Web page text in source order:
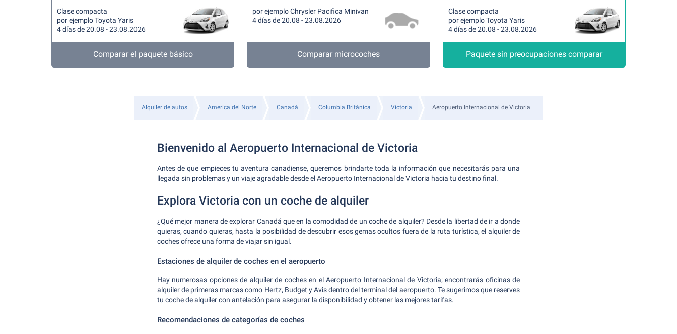
Clase compacta
por ejemplo Toyota Yaris
4 días de 20.08 - 23.08.2026
Comparar el paquete básico
por ejemplo Chrysler Pacifica Minivan
4 días de 20.08 - 23.08.2026
Comparar microcoches
Clase compacta
por ejemplo Toyota Yaris
4 días de 20.08 - 23.08.2026
Paquete sin preocupaciones comparar
Alquiler de autos America del Norte Canadá Columbia Británica Victoria Aeropuerto Internacional de Victoria
Bienvenido al Aeropuerto Internacional de Victoria
Antes de que empieces tu aventura canadiense, queremos brindarte toda la información que necesitarás para una
llegada sin problemas y un viaje agradable desde el Aeropuerto Internacional de Victoria hacia tu destino final.
Explora Victoria con un coche de alquiler
¿Qué mejor manera de explorar Canadá que en la comodidad de un coche de alquiler? Desde la libertad de ir a donde
quieras, cuando quieras, hasta la posibilidad de descubrir esos gemas ocultos fuera de la ruta turística, el alquiler de
coches ofrece una forma de viajar sin igual.
Estaciones de alquiler de coches en el aeropuerto
Hay numerosas opciones de alquiler de coches en el Aeropuerto Internacional de Victoria; encontrarás oficinas de
alquiler de primeras marcas como Hertz, Budget y Avis dentro del terminal del aeropuerto. Te sugerimos que reserves
tu coche de alquiler con antelación para asegurar la disponibilidad y obtener las mejores tarifas.
Recomendaciones de categorías de coches